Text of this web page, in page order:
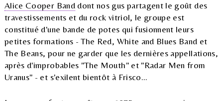
Alice Cooper Banddont nos gus partagent le goût des
travestissements et du rock vitriol, le groupe est
constitué d'une bande de potes qui fusionnent leurs
petites formations - The Red, White and Blues Band et
The Beans, pour ne garder que les dernières appellations,
après d'improbables "The Mouth" et "Radar Men from
Uranus" - et s'exilent bientôt à Frisco...